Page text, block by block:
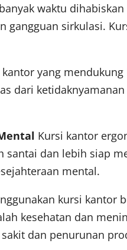
waktu
gangguan sirkulasi.
kantor yang
dari
Kursi kantor
dan lebih siap
mental.
kursi kantor
kesehatan dan
dan penurunan